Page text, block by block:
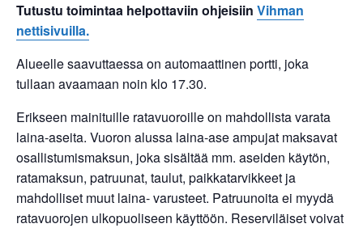
Tutustu toimintaa helpottaviin ohjeisiin Vihman
nettisivuilla.
Alueelle saavuttaessa on automaattinen portti, joka
tullaan avaamaan noin klo 17.30.
Erikseen mainituille ratavuoroille on mahdollista varata
laina-aseita. Vuoron alussa laina-ase ampujat maksavat
osallistumismaksun, joka sisältää mm. aseiden käytön,
ratamaksun, patruunat, taulut, paikkatarvikkeet ja
mahdolliset muut laina- varusteet. Patruunoita ei myydä
ratavuorojen ulkopuoliseen käyttöön. Reserviläiset voivat